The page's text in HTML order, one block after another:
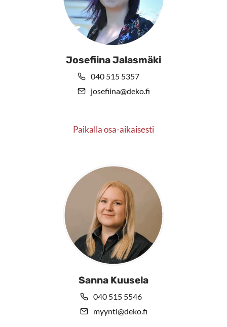
Josefiina Jalasmäki
040 515 5357
josefiina@deko.fi
Paikalla osa-aikaisesti
Sanna Kuusela
040 515 5546
myynti@deko.fi